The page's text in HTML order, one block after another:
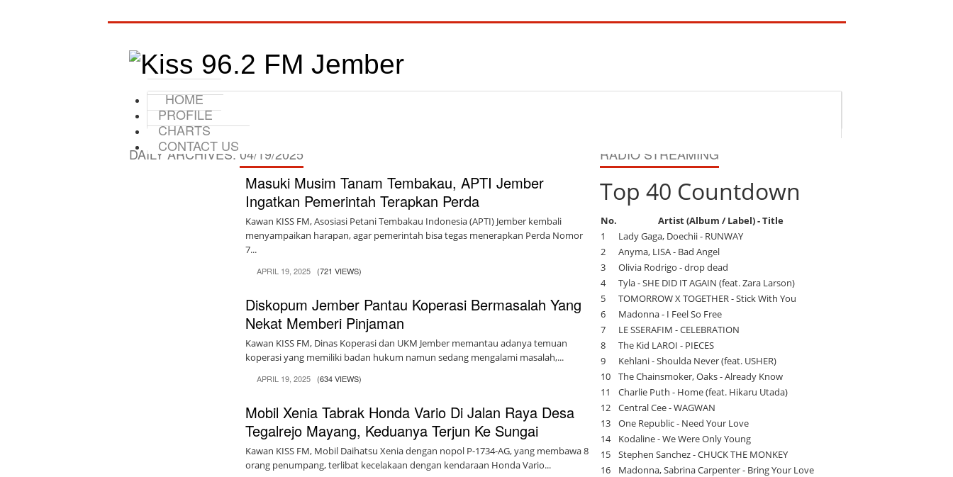
HOME
PROFILE
CHARTS
CONTACT US
DAILY ARCHIVES:04/19/2025
Masuki Musim Tanam Tembakau, APTI Jember
Ingatkan Pemerintah Terapkan Perda
Kawan KISS FM, Asosiasi Petani Tembakau Indonesia (APTI) Jember kembali
menyampaikan harapan, agar pemerintah bisa tegas menerapkan Perda Nomor
7...
APRIL 19, 2025 (721 VIEWS)
Diskopum Jember Pantau Koperasi Bermasalah Yang
Nekat Memberi Pinjaman
Kawan KISS FM, Dinas Koperasi dan UKM Jember memantau adanya temuan
koperasi yang memiliki badan hukum namun sedang mengalami masalah,...
APRIL 19, 2025 (634 VIEWS)
Mobil Xenia Tabrak Honda Vario Di Jalan Raya Desa
Tegalrejo Mayang, Keduanya Terjun Ke Sungai
Kawan KISS FM, Mobil Daihatsu Xenia dengan nopol P-1734-AG, yang membawa 8
orang penumpang, terlibat kecelakaan dengan kendaraan Honda Vario...
RADIO STREAMING
Top 40 Countdown
No.
Artist (Album / Label) - Title
1
Lady Gaga, Doechii - RUNWAY
2
Anyma, LISA - Bad Angel
3
Olivia Rodrigo - drop dead
4
Tyla - SHE DID IT AGAIN (feat. Zara Larson)
5
TOMORROW X TOGETHER - Stick With You
6
Madonna - I Feel So Free
7
LE SSERAFIM - CELEBRATION
8
The Kid LAROI - PIECES
9
Kehlani - Shoulda Never (feat. USHER)
10
The Chainsmoker, Oaks - Already Know
11
Charlie Puth - Home (feat. Hikaru Utada)
12
Central Cee - WAGWAN
13
One Republic - Need Your Love
14
Kodaline - We Were Only Young
15
Stephen Sanchez - CHUCK THE MONKEY
16
Madonna, Sabrina Carpenter - Bring Your Love